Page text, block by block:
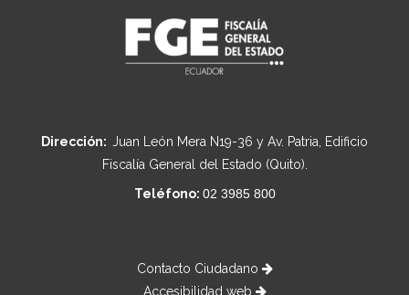
Dirección: Juan León Mera N19-36 y Av. Patria, Edificio
Fiscalía General del Estado (Quito).
Teléfono: 02 3985 800
Contacto Ciudadano
Accesibilidad web